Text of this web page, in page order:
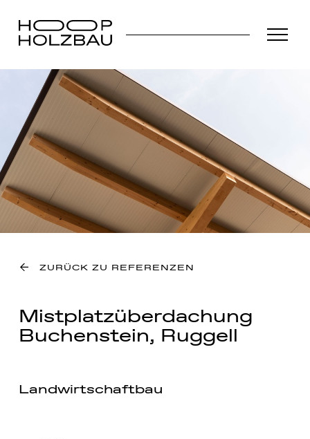
ZURÜCK ZU REFERENZEN
Mistplatzüberdachung
Buchenstein, Ruggell
Landwirtschaftbau